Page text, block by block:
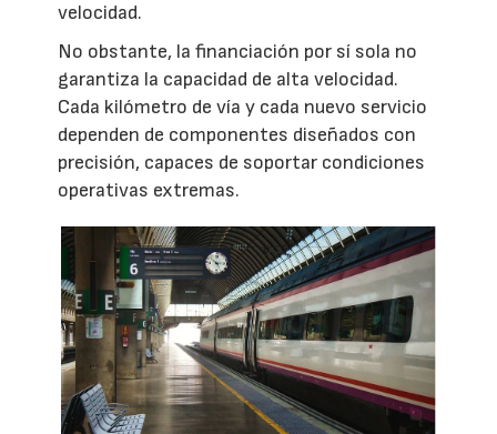
velocidad.
No obstante, la financiación por sí sola no
garantiza la capacidad de alta velocidad.
Cada kilómetro de vía y cada nuevo servicio
dependen de componentes diseñados con
precisión, capaces de soportar condiciones
operativas extremas.